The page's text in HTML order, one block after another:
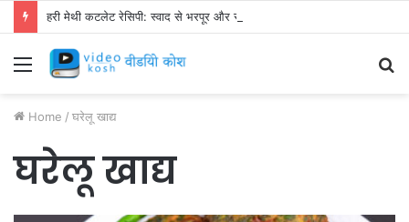
हरी मेथी कटलेट रेसिपी: स्वाद से भरपूर और स्वस्थ नाश्ता बनाएं!
Menu
Home / घरेलू खाद्य
घरेलू खाद्य